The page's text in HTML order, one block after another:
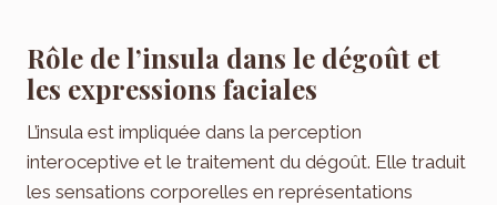
Rôle de l’insula dans le dégoût et
les expressions faciales
L’insula est impliquée dans la perception
interoceptive et le traitement du dégoût. Elle traduit
les sensations corporelles en représentations